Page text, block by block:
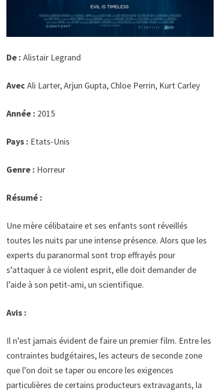
De : Alistair Legrand
Avec Ali Larter, Arjun Gupta, Chloe Perrin, Kurt Carley
Année : 2015
Pays : Etats-Unis
Genre : Horreur
Résumé :
Une mère célibataire et ses enfants sont réveillés
toutes les nuits par une intense présence. Alors que les
experts du paranormal sont trop effrayés pour
s’attaquer à ce violent esprit, elle doit demander de
l’aide à son petit-ami, un scientifique.
Avis :
Il n’est jamais évident de faire un premier film. Entre les
contraintes budgétaires, les acteurs de seconde zone
que l’on doit se taper ou encore les exigences
particulières de certains producteurs extravagants, la